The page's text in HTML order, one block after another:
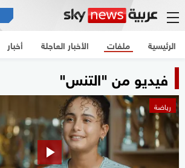
الرئيسية الأخبار العاجلة أخبار ملفات
فيديو من "التنس"
رياضة